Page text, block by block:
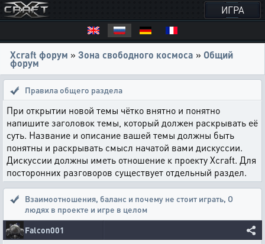
ИГРА
Xcraft форум » Зона свободного космоса » Общий
форум
Правила общего раздела
При открытии новой темы чётко внятно и понятно
напишите заголовок темы, который должен раскрывать её
суть. Название и описание вашей темы должны быть
понятны и раскрывать смысл начатой вами дискуссии.
Дискуссии должны иметь отношение к проекту Xcraft. Для
посторонних разговоров существует отдельный раздел.
Взаимоотношения, баланс и почему не стоит играть, О
людях в проекте и игре в целом
Falcon001